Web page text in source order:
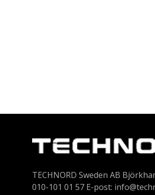
TECHNORD Sweden AB
010-101 01 57 E-post: